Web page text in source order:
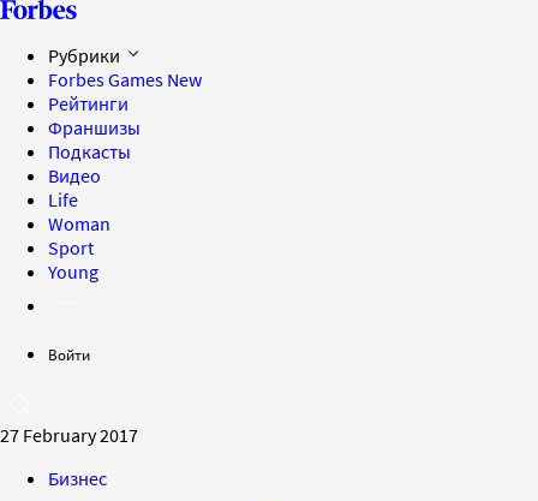
Рубрики
Forbes Games New
Рейтинги
Франшизы
Подкасты
Видео
Life
Woman
Sport
Young
Войти
27 February 2017
Бизнес